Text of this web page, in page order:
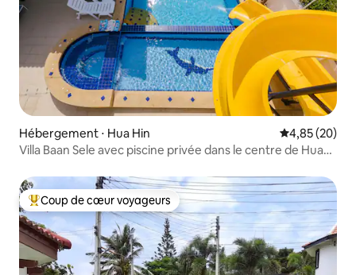
Hébergement ⋅ Hua Hin Évaluation
4,85 (20)
Villa Baan Sele avec piscine privée dans le centre de Hua
Coups de cœur voyageurs les plus appréciés
Coup de cœur voyageurs